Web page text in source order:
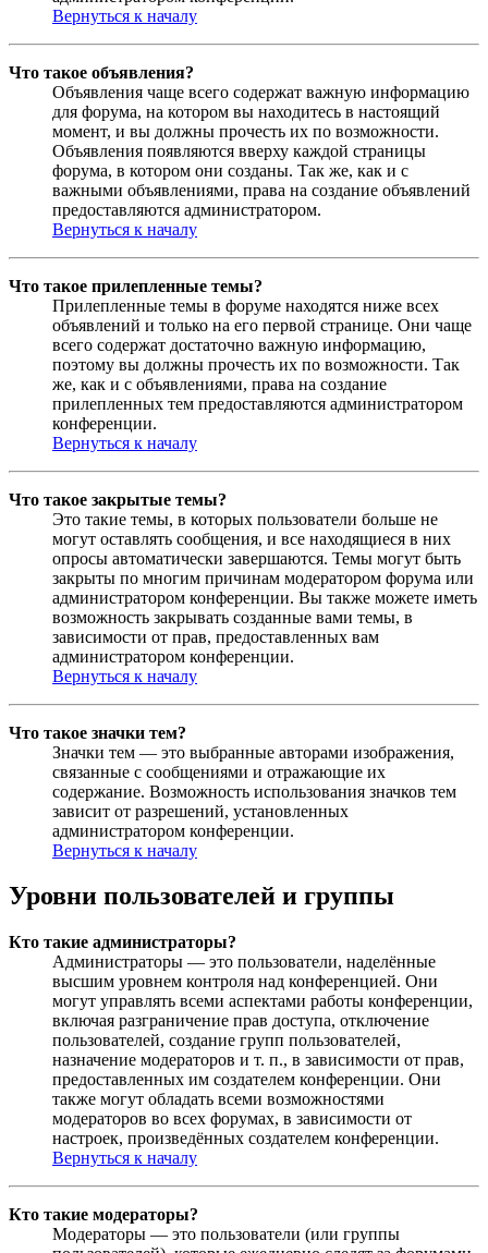
Вернуться к началу
Что такое объявления?
Объявления чаще всего содержат важную информацию
для форума, на котором вы находитесь в настоящий
момент, и вы должны прочесть их по возможности.
Объявления появляются вверху каждой страницы
форума, в котором они созданы. Так же, как и с
важными объявлениями, права на создание объявлений
предоставляются администратором.
Вернуться к началу
Что такое прилепленные темы?
Прилепленные темы в форуме находятся ниже всех
объявлений и только на его первой странице. Они чаще
всего содержат достаточно важную информацию,
поэтому вы должны прочесть их по возможности. Так
же, как и с объявлениями, права на создание
прилепленных тем предоставляются администратором
конференции.
Вернуться к началу
Что такое закрытые темы?
Это такие темы, в которых пользователи больше не
могут оставлять сообщения, и все находящиеся в них
опросы автоматически завершаются. Темы могут быть
закрыты по многим причинам модератором форума или
администратором конференции. Вы также можете иметь
возможность закрывать созданные вами темы, в
зависимости от прав, предоставленных вам
администратором конференции.
Вернуться к началу
Что такое значки тем?
Значки тем — это выбранные авторами изображения,
связанные с сообщениями и отражающие их
содержание. Возможность использования значков тем
зависит от разрешений, установленных
администратором конференции.
Вернуться к началу
Уровни пользователей и группы
Кто такие администраторы?
Администраторы — это пользователи, наделённые
высшим уровнем контроля над конференцией. Они
могут управлять всеми аспектами работы конференции,
включая разграничение прав доступа, отключение
пользователей, создание групп пользователей,
назначение модераторов и т. п., в зависимости от прав,
предоставленных им создателем конференции. Они
также могут обладать всеми возможностями
модераторов во всех форумах, в зависимости от
настроек, произведённых создателем конференции.
Вернуться к началу
Кто такие модераторы?
Модераторы — это пользователи (или группы